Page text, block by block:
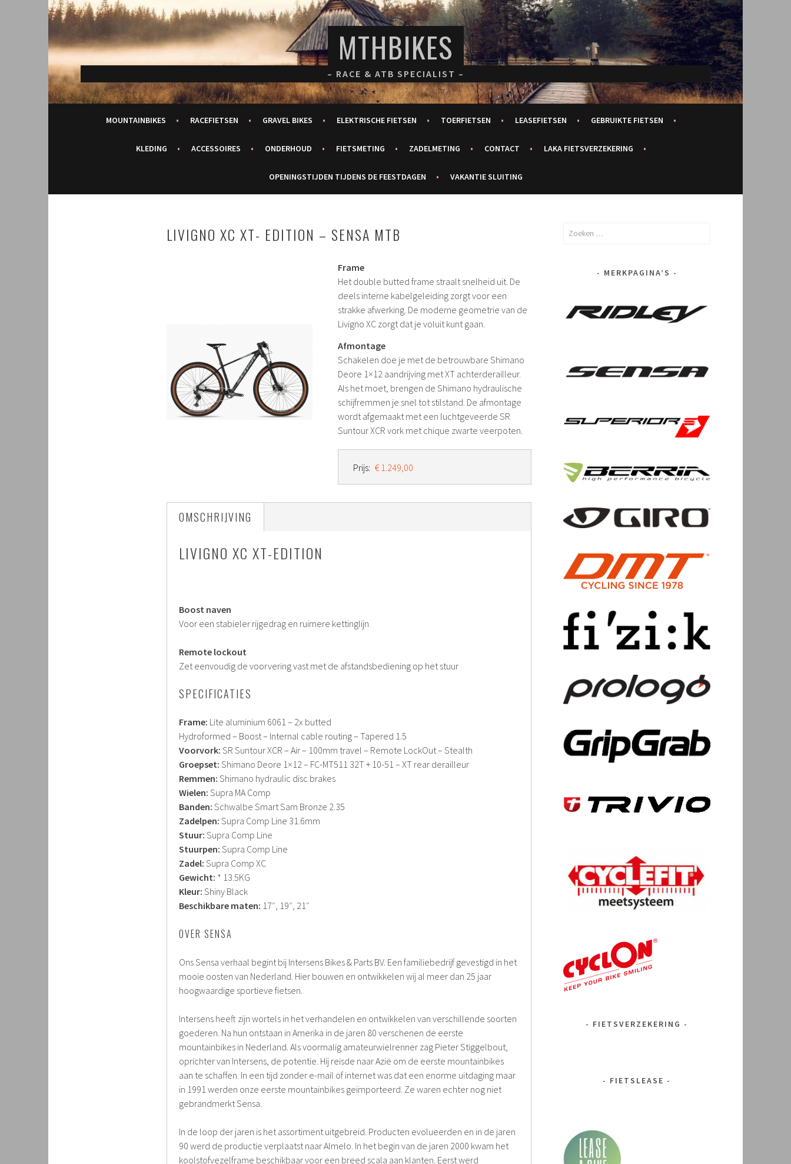
Spring
naar
inhoud
MTHBIKES
– RACE & ATB SPECIALIST –
MOUNTAINBIKES RACEFIETSEN GRAVEL BIKES ELEKTRISCHE FIETSEN TOERFIETSEN LEASEFIETSEN GEBRUIKTE FIETSEN
KLEDING ACCESSOIRES ONDERHOUD FIETSMETING ZADELMETING CONTACT LAKA FIETSVERZEKERING
OPENINGSTIJDEN TIJDENS DE FEESTDAGEN VAKANTIE SLUITING
LIVIGNO XC XT- EDITION – SENSA MTB
Frame
Het double butted frame straalt snelheid uit. De
deels interne kabelgeleiding zorgt voor een
strakke afwerking. De moderne geometrie van de
Livigno XC zorgt dat je voluit kunt gaan.
Afmontage
Schakelen doe je met de betrouwbare Shimano
Deore 1×12 aandrijving met XT achterderailleur.
Als het moet, brengen de Shimano hydraulische
schijfremmen je snel tot stilstand. De afmontage
wordt afgemaakt met een luchtgeveerde SR
Suntour XCR vork met chique zwarte veerpoten.
Prijs: € 1.249,00
OMSCHRIJVING
LIVIGNO XC XT-EDITION
Boost naven
Voor een stabieler rijgedrag en ruimere kettinglijn
Remote lockout
Zet eenvoudig de voorvering vast met de afstandsbediening op het stuur
SPECIFICATIES
Frame: Lite aluminium 6061 – 2x butted
Hydroformed – Boost – Internal cable routing – Tapered 1.5
Voorvork: SR Suntour XCR – Air – 100mm travel – Remote LockOut – Stealth
Groepset: Shimano Deore 1×12 – FC-MT511 32T + 10-51 – XT rear derailleur
Remmen: Shimano hydraulic disc brakes
Wielen: Supra MA Comp
Banden: Schwalbe Smart Sam Bronze 2.35
Zadelpen: Supra Comp Line 31.6mm
Stuur: Supra Comp Line
Stuurpen: Supra Comp Line
Zadel: Supra Comp XC
Gewicht: * 13.5KG
Kleur: Shiny Black
Beschikbare maten: 17″, 19″, 21″
OVER SENSA
Ons Sensa verhaal begint bij Intersens Bikes & Parts BV. Een familiebedrijf gevestigd in het
mooie oosten van Nederland. Hier bouwen en ontwikkelen wij al meer dan 25 jaar
hoogwaardige sportieve fietsen.
Intersens heeft zijn wortels in het verhandelen en ontwikkelen van verschillende soorten
goederen. Na hun ontstaan ​​in Amerika in de jaren 80 verschenen de eerste
mountainbikes in Nederland. Als voormalig amateurwielrenner zag Pieter Stiggelbout,
oprichter van Intersens, de potentie. Hij reisde naar Azië om de eerste mountainbikes
aan te schaffen. In een tijd zonder e-mail of internet was dat een enorme uitdaging maar
in 1991 werden onze eerste mountainbikes geïmporteerd. Ze waren echter nog niet
gebrandmerkt Sensa.
In de loop der jaren is het assortiment uitgebreid. Producten evolueerden en in de jaren
90 werd de productie verplaatst naar Almelo. In het begin van de jaren 2000 kwam het
koolstofvezelframe beschikbaar voor een breed scala aan klanten. Eerst werd
Zoeken
MERKPAGINA’S
FIETSVERZEKERING
FIETSLEASE